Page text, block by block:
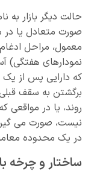
حالت دیگر بازار
صورت متعادل یا
معمول، مراحل ادغام
نمودارهای هفتگی)
که دارایی پس از
برگشتن به سقف
روند، یا در
نیست، صورت می
در یک محدوده
ساختار و چرخه